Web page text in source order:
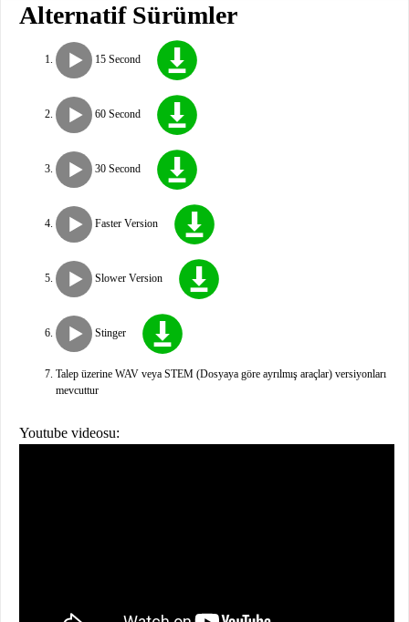
Alternatif Sürümler
15 Second
60 Second
30 Second
Faster Version
Slower Version
Stinger
Talep üzerine WAV veya STEM (Dosyaya göre ayrılmış araçlar) versiyonları
mevcuttur
Youtube videosu: